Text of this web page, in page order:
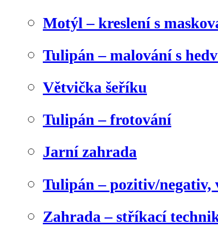
Motýl – kreslení s
Tulipán – malování s
Větvička šeříku
Tulipán – frotování
Jarní zahrada
Tulipán – pozitiv/negativ,
Zahrada – stříkací